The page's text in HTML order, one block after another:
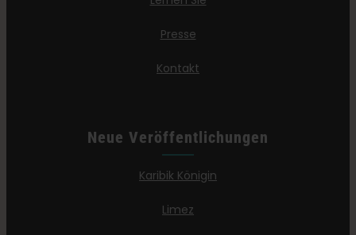
Presse
Kontakt
Neue Veröffentlichungen
Karibik Königin
Limez